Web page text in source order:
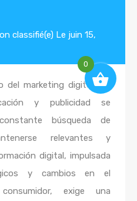
classifié(e) Le juin 15,
del marketing digital, las
y publicidad se
búsqueda de
relevantes y
digital, impulsada
y cambios en el
exige una
0